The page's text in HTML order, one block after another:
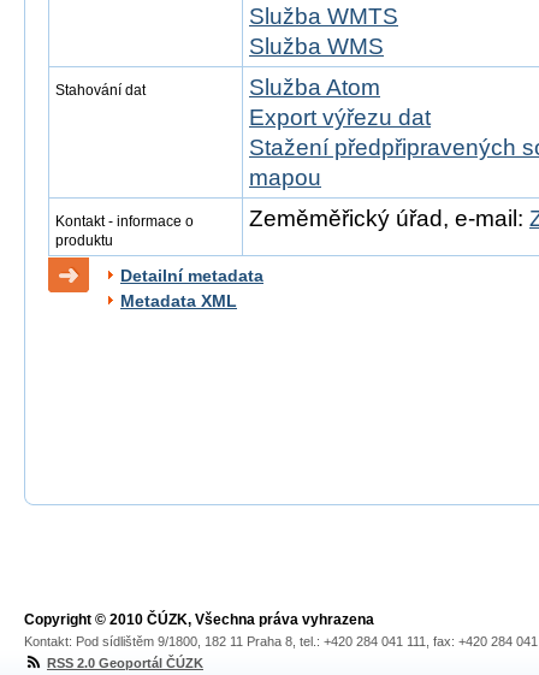
Služba WMTS
Služba WMS
Stahování dat
Služba Atom
Export výřezu dat
Stažení předpřipravených
mapou
Kontakt - informace o
produktu
Zeměměřický úřad, e-mail:
Detailní metadata
Metadata XML
Copyright © 2010 ČÚZK, Všechna práva vyhrazena
Kontakt: Pod sídlištěm 9/1800, 182 11 Praha 8, tel.: +420 284 041 111, fax: +420 284
RSS 2.0 Geoportál ČÚZK